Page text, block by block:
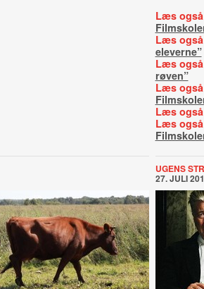
Læs
Læs
eleverne”
Læs
røven”
Læs
Læs
Læs
UGENS
27. JULI